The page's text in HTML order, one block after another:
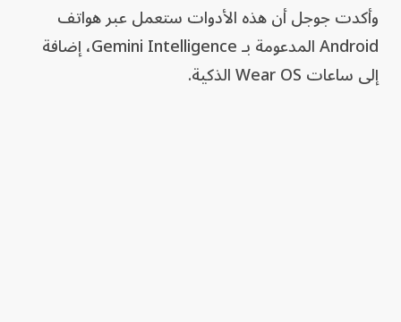
وأكدت جوجل أن هذه الأدوات ستعمل عبر هواتف
Android المدعومة بـ Gemini Intelligence، إضافة
إلى ساعات Wear OS الذكية.